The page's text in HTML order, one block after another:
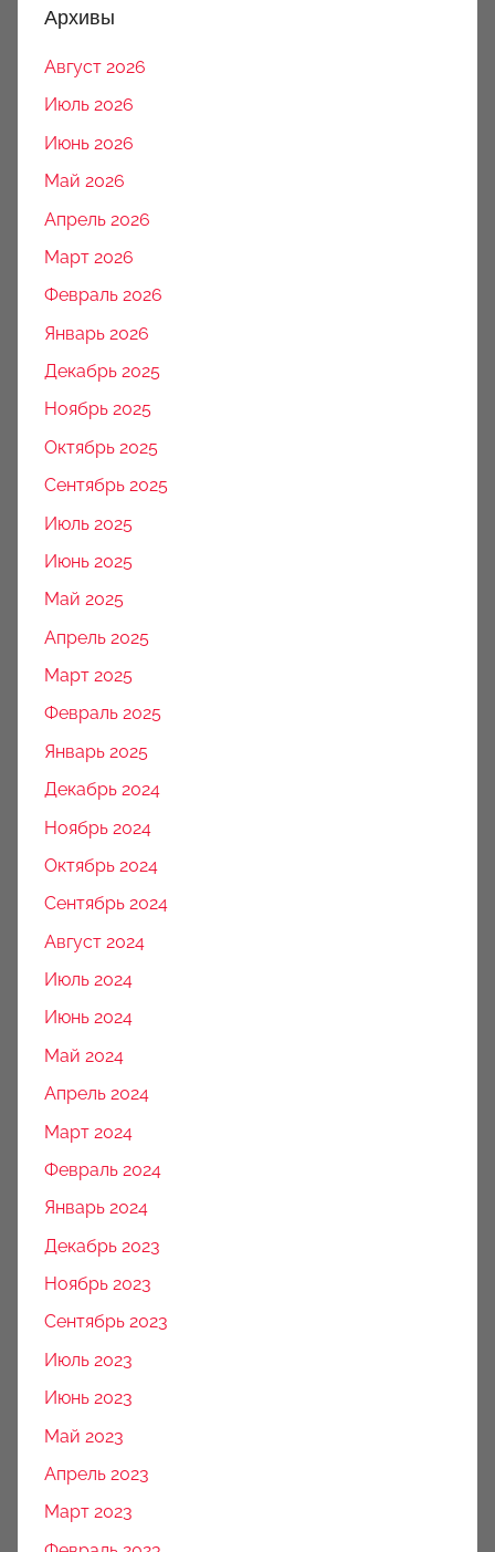
Архивы
Август 2026
Июль 2026
Июнь 2026
Май 2026
Апрель 2026
Март 2026
Февраль 2026
Январь 2026
Декабрь 2025
Ноябрь 2025
Октябрь 2025
Сентябрь 2025
Июль 2025
Июнь 2025
Май 2025
Апрель 2025
Март 2025
Февраль 2025
Январь 2025
Декабрь 2024
Ноябрь 2024
Октябрь 2024
Сентябрь 2024
Август 2024
Июль 2024
Июнь 2024
Май 2024
Апрель 2024
Март 2024
Февраль 2024
Январь 2024
Декабрь 2023
Ноябрь 2023
Сентябрь 2023
Июль 2023
Июнь 2023
Май 2023
Апрель 2023
Март 2023